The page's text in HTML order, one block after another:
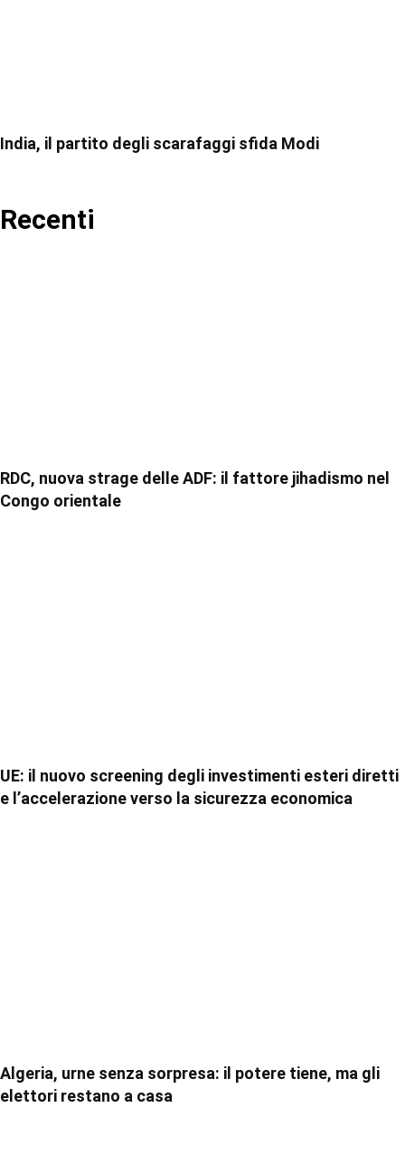
India, il partito degli scarafaggi sfida Modi
Recenti
RDC, nuova strage delle ADF: il fattore jihadismo nel
Congo orientale
UE: il nuovo screening degli investimenti esteri diretti
e l’accelerazione verso la sicurezza economica
Algeria, urne senza sorpresa: il potere tiene, ma gli
elettori restano a casa